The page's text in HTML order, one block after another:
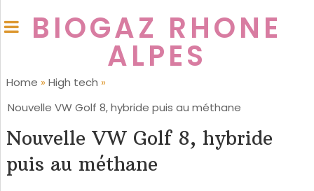
BIOGAZ RHONE
ALPES
Home » High tech »
Nouvelle VW Golf 8, hybride puis au méthane
Nouvelle VW Golf 8, hybride
puis au méthane